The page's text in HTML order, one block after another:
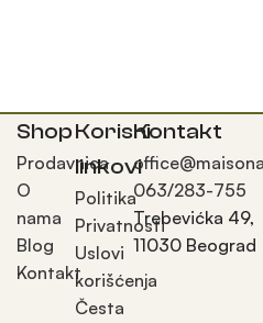
Shop
Prodavnica
O
nama
Blog
Kontakt
Korisni
linkovi
Politika
Privatnosti
Uslovi
korišćenja
Česta
Kontakt
063/283-755
Trebevićka 49,
11030 Beograd